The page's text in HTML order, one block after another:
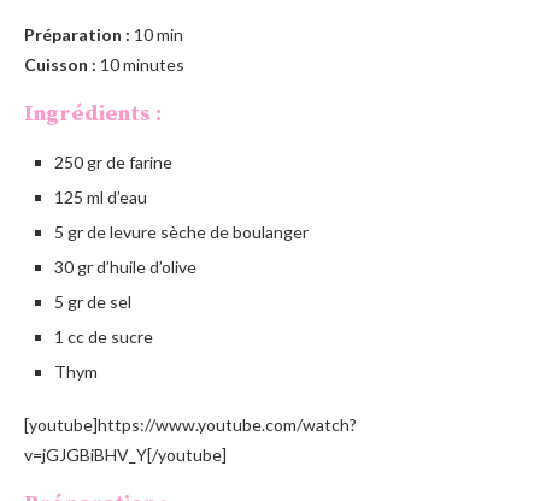
Préparation : 10 min
Cuisson : 10 minutes
Ingrédients :
250 gr de farine
125 ml d’eau
5 gr de levure sèche de boulanger
30 gr d’huile d’olive
5 gr de sel
1 cc de sucre
Thym
[youtube]https://www.youtube.com/watch?
v=jGJGBiBHV_Y[/youtube]